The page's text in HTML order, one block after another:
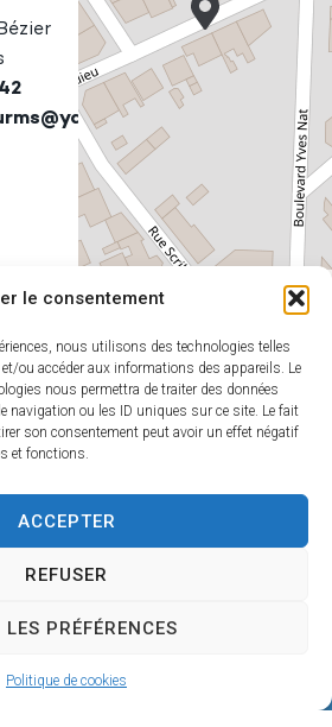
le consentement
nous utilisons des technologies telles
ou accéder aux informations des appareils. Le
nous permettra de traiter des données
navigation ou les ID uniques sur ce site. Le fait
son consentement peut avoir un effet négatif
et fonctions.
ACCEPTER
REFUSER
PRÉFÉRENCES
Politique de cookies
contributors